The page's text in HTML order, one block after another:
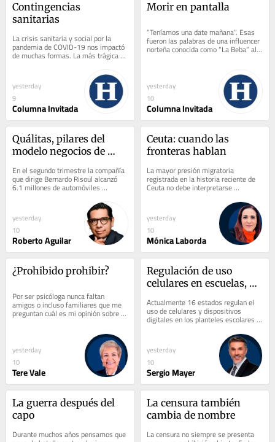
Contingencias
sanitarias
La crisis sanitaria y social por la
pandemia de COVID-19 nos impactó
de muchas formas. La más trágica de
ellas, sin duda, fue la pérdida de
yesterday
9
Columna Invitada
Morir en pantalla
“Teníamos una date mañana”. Esas
fueron las palabras de una influencer
norteña conocida como “La Beba” al
yesterday
10
Columna Invitada
Quálitas, pilares del
modelo negocios de
En el segundo trimestre la compañía
que dirige Bernardo Risoul alcanzó
6.1 millones de automóviles
yesterday
10
Roberto Aguilar
Ceuta: cuando las
fronteras hablan
La mayor presión migratoria
registrada en la historia reciente de
Ceuta no debe interpretarse
únicamente como una crisis
migratoria, lo que ocurre...
yesterday
10
Mónica Laborda
¿Prohibido prohibir?
Por ser psicóloga nunca faltan
amigos o incluso familiares que me
preguntan cuál es mi opinión sobre la
posibilidad de prohibir el uso de...
yesterday
10
Tere Vale
Regulación de uso
celulares en escuelas, un
de la violencia digital
Actualmente 16 estados regulan el
uso de celulares y dispositivos
digitales en los planteles escolares
de educación primaria y secundaria
yesterday
10
Sergio Mayer
La guerra después del
capo
Durante muchos años pensamos que
La censura también
cambia de nombre
La censura no siempre se presenta